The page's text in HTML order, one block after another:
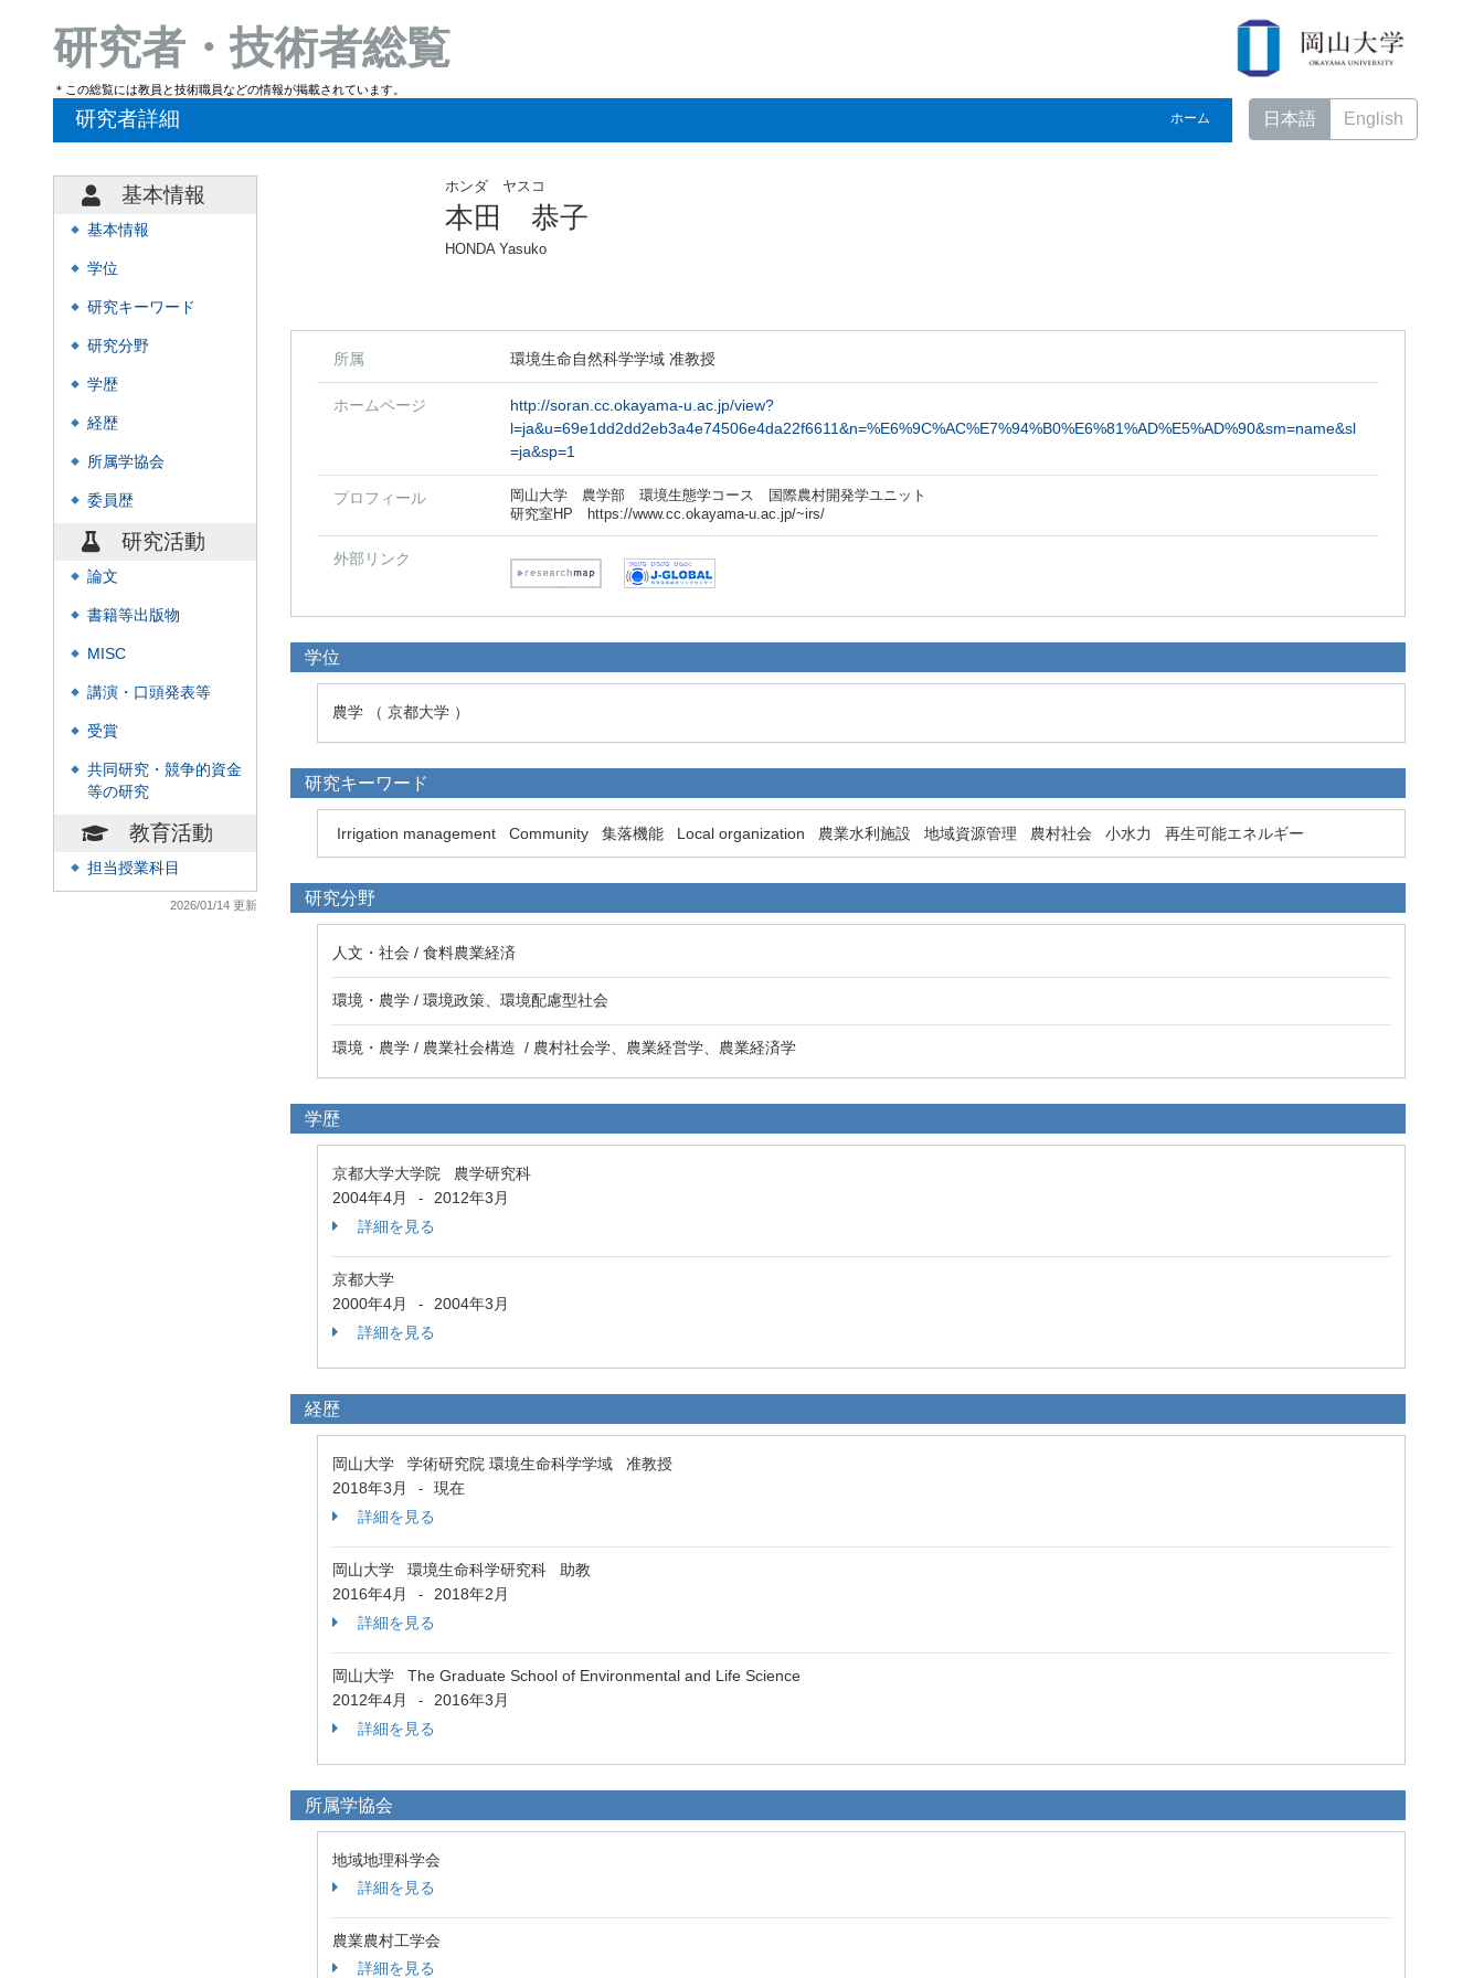
研究者・技術者総覧
＊この総覧には教員と技術職員などの情報が掲載されています。
研究者詳細 ホーム 日本語 English
基本情報
◆ 基本情報
◆ 学位
◆ 研究キーワード
◆ 研究分野
◆ 学歴
◆ 経歴
◆ 所属学協会
◆ 委員歴
研究活動
◆ 論文
◆ 書籍等出版物
◆ MISC
◆ 講演・口頭発表等
◆ 受賞
◆
共同研究・競争的資金
等の研究
教育活動
◆ 担当授業科目
2026/01/14 更新
ホンダ ヤスコ
本田 恭子
HONDA Yasuko
所属 環境生命自然科学学域 准教授
ホームページ
http://soran.cc.okayama-u.ac.jp/view?
l=ja&u=69e1dd2dd2eb3a4e74506e4da22f6611&n=%E6%9C%AC%E7%94%B0%E6%81%AD%E5%AD%90&sm=name&sl
=ja&sp=1
プロフィール
岡山大学 農学部 環境生態学コース 国際農村開発学ユニット
研究室HP https://www.cc.okayama-u.ac.jp/~irs/
外部リンク
学位
農学 （ 京都大学 ）
研究キーワード
Irrigation management Community 集落機能 Local organization 農業水利施設 地域資源管理 農村社会 小水力 再生可能エネルギー
研究分野
人文・社会 / 食料農業経済
環境・農学 / 環境政策、環境配慮型社会
環境・農学 / 農業社会構造 / 農村社会学、農業経営学、農業経済学
学歴
京都大学大学院 農学研究科
2004年4月
-
2012年3月
詳細を見る
京都大学
2000年4月
-
2004年3月
詳細を見る
経歴
岡山大学 学術研究院 環境生命科学学域 准教授
2018年3月
-
現在
詳細を見る
岡山大学 環境生命科学研究科 助教
2016年4月
-
2018年2月
詳細を見る
岡山大学 The Graduate School of Environmental and Life Science
2012年4月
-
2016年3月
詳細を見る
所属学協会
地域地理科学会
詳細を見る
農業農村工学会
詳細を見る